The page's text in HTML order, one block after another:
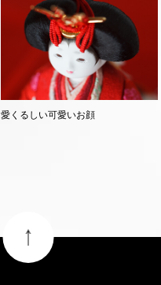
愛くるしい可愛いお顔